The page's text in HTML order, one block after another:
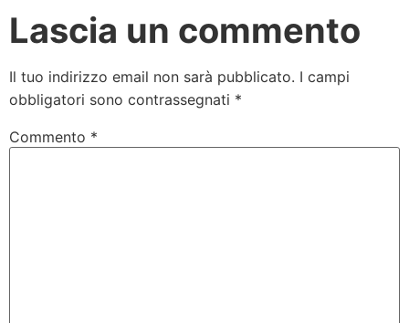
Lascia un commento
Il tuo indirizzo email non sarà pubblicato. I campi
obbligatori sono contrassegnati *
Commento *